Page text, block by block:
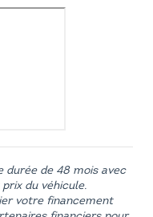
durée de 48 mois avec
du véhicule.
votre financement